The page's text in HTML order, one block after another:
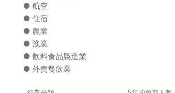
● 航空
● 住宿
● 農業
● 漁業
● 飲料食品製造業
● 外賣餐飲業